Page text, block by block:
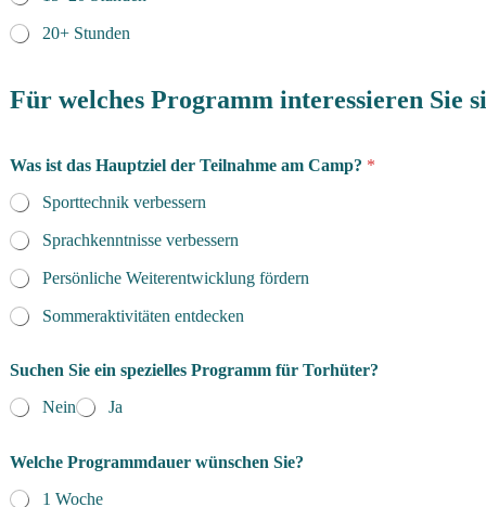
20+ Stunden
Für welches Programm interessieren Sie
Was ist das Hauptziel der Teilnahme am Camp? *
Sporttechnik verbessern
Sprachkenntnisse verbessern
Persönliche Weiterentwicklung fördern
Sommeraktivitäten entdecken
Suchen Sie ein spezielles Programm für Torhüter?
Nein
Ja
Welche Programmdauer wünschen Sie?
1 Woche